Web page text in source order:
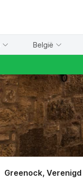
België